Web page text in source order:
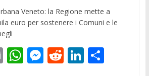
Veneto: la Regione mette a
euro per sostenere i Comuni e le
E W M R Li C